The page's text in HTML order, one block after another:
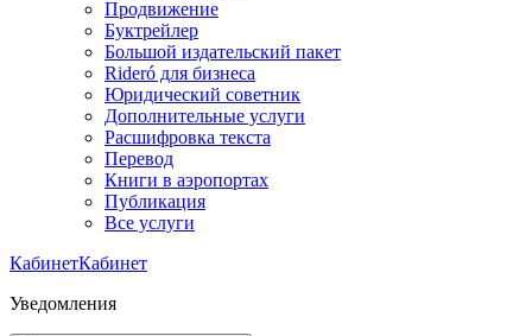
Продвижение
Буктрейлер
Большой издательский пакет
Rideró для бизнеса
Юридический советник
Дополнительные услуги
Расшифровка текста
Перевод
Книги в аэропортах
Публикация
Все услуги
КабинетКабинет
Уведомления